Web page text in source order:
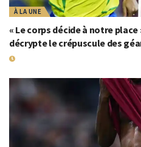
À LA UNE
« Le corps décide à notre
décrypte le crépuscule des